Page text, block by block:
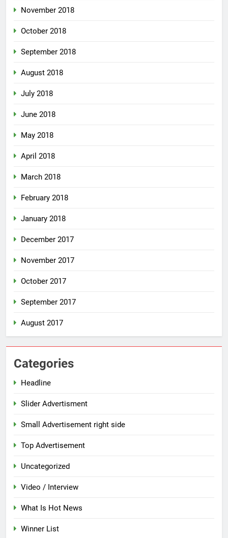
November 2018
October 2018
September 2018
August 2018
July 2018
June 2018
May 2018
April 2018
March 2018
February 2018
January 2018
December 2017
November 2017
October 2017
September 2017
August 2017
Categories
Headline
Slider Advertisment
Small Advertisement right side
Top Advertisement
Uncategorized
Video / Interview
What Is Hot News
Winner List